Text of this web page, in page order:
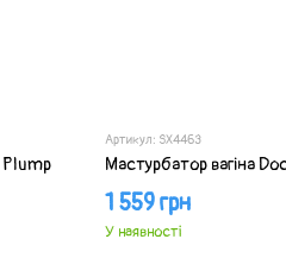
Артикул: SX4463
Мастурбатор вагіна
1 559 грн
У наявності